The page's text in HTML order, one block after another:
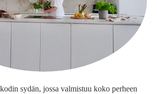
sydän, jossa valmistuu koko perheen